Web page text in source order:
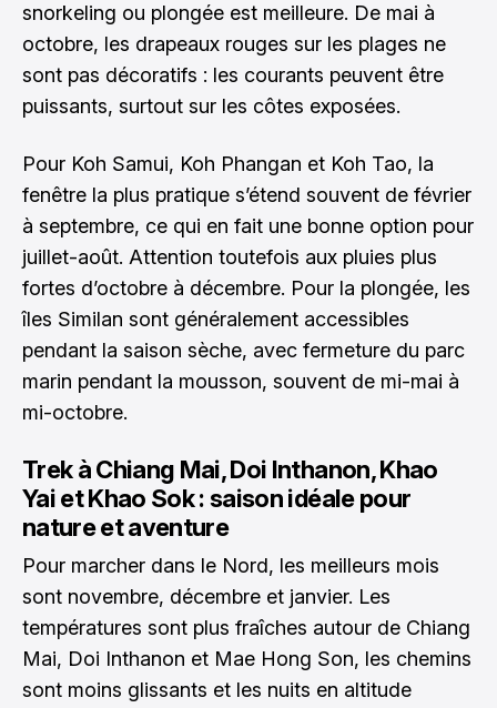
snorkeling ou plongée est meilleure. De mai à
octobre, les drapeaux rouges sur les plages ne
sont pas décoratifs : les courants peuvent être
puissants, surtout sur les côtes exposées.
Pour Koh Samui, Koh Phangan et Koh Tao, la
fenêtre la plus pratique s’étend souvent de février
à septembre, ce qui en fait une bonne option pour
juillet-août. Attention toutefois aux pluies plus
fortes d’octobre à décembre. Pour la plongée, les
îles Similan sont généralement accessibles
pendant la saison sèche, avec fermeture du parc
marin pendant la mousson, souvent de mi-mai à
mi-octobre.
Trek à Chiang Mai, Doi Inthanon, Khao
Yai et Khao Sok : saison idéale pour
nature et aventure
Pour marcher dans le Nord, les meilleurs mois
sont novembre, décembre et janvier. Les
températures sont plus fraîches autour de Chiang
Mai, Doi Inthanon et Mae Hong Son, les chemins
sont moins glissants et les nuits en altitude